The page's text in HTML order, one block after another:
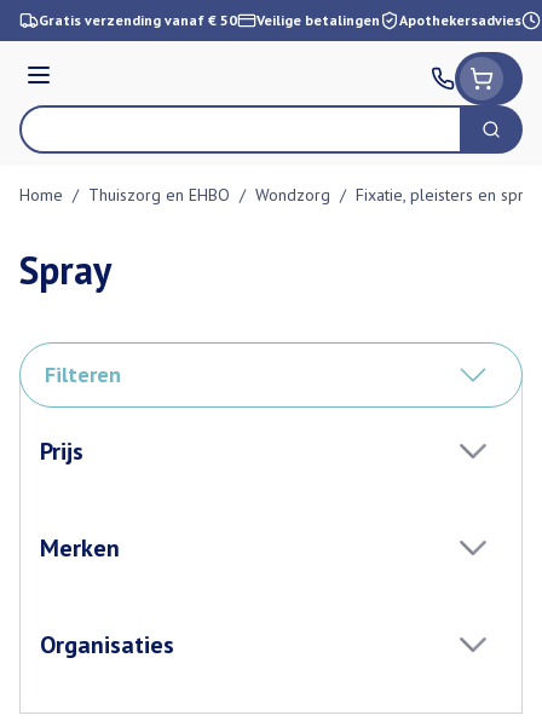
Ga naar de inhoud
Gratis verzending vanaf € 50 Veilige betalingen Apothekersadvies
Menu
Product, merk, categorie... Zoek
Home / Thuiszorg en EHBO / Wondzorg / Fixatie, pleisters en spray
Spray
Filteren
Prijs
Merken
Organisaties